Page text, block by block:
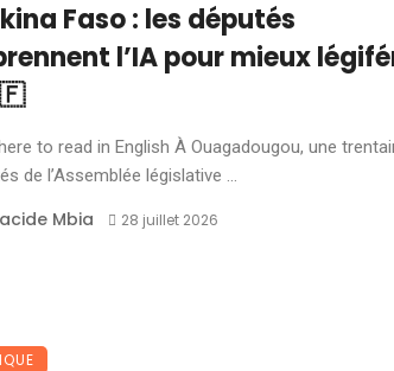
Faso : les députés
l’IA pour mieux
to read in English À Ouagadougou, une
de l’Assemblée législative ...
Mbia 28 juillet 2026